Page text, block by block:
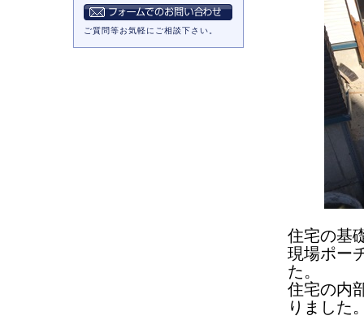
住宅の基
現場ポー
た。
住宅の内
りました
ご質問等お気軽にご相談下さい。